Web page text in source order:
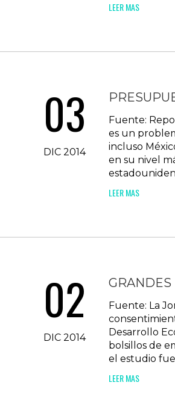
LEER MAS
03
DIC 2014
Fuente:
es un
incluso
en su nivel
LEER MAS
02
DIC 2014
GRANDES
Fuente: La
Desarrollo
bolsillos de
el estudio
LEER MAS